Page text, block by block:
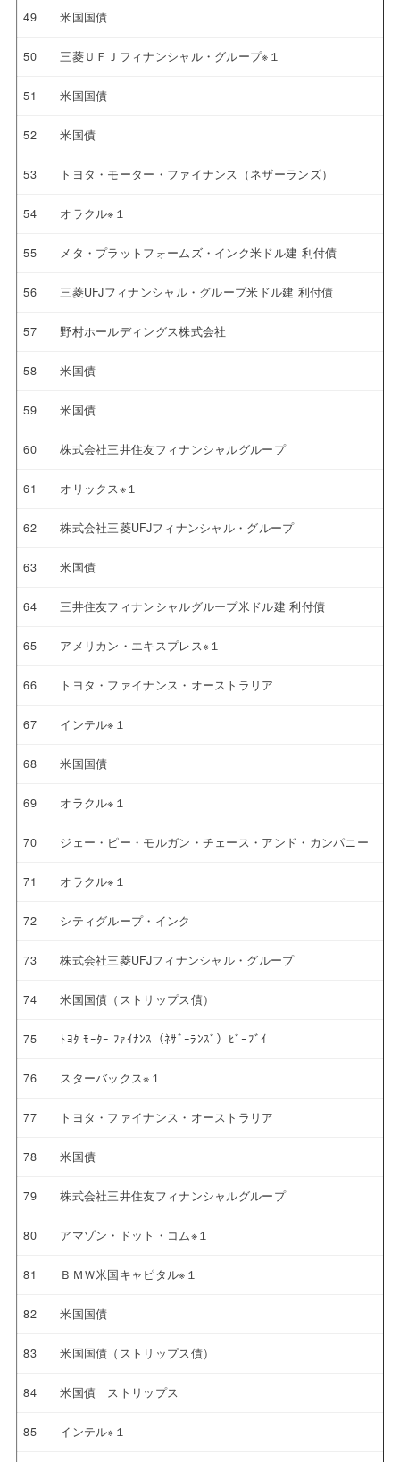
49 米国国債
50 三菱ＵＦＪフィナンシャル・グループ※１
51 米国国債
52 米国債
53 トヨタ・モーター・ファイナンス（ネザーランズ）
54 オラクル※１
55 メタ・プラットフォームズ・インク米ドル建 利付債
56 三菱UFJフィナンシャル・グループ米ドル建 利付債
57 野村ホールディングス株式会社
58 米国債
59 米国債
60 株式会社三井住友フィナンシャルグループ
61 オリックス※１
62 株式会社三菱UFJフィナンシャル・グループ
63 米国債
64 三井住友フィナンシャルグループ米ドル建 利付債
65 アメリカン・エキスプレス※１
66 トヨタ・ファイナンス・オーストラリア
67 インテル※１
68 米国国債
69 オラクル※１
70 ジェー・ピー・モルガン・チェース・アンド・カンパニー
71 オラクル※１
72 シティグループ・インク
73 株式会社三菱UFJフィナンシャル・グループ
74 米国国債（ストリップス債）
75 ﾄﾖﾀ ﾓｰﾀｰ ﾌｧｲﾅﾝｽ（ﾈｻﾞｰﾗﾝｽﾞ）ﾋﾞｰﾌﾞｲ
76 スターバックス※１
77 トヨタ・ファイナンス・オーストラリア
78 米国債
79 株式会社三井住友フィナンシャルグループ
80 アマゾン・ドット・コム※１
81 ＢＭＷ米国キャピタル※１
82 米国国債
83 米国国債（ストリップス債）
84 米国債 ストリップス
85 インテル※１